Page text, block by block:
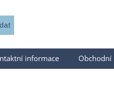
informace